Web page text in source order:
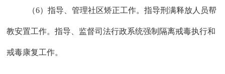
（6）指导、管理社区矫正工作。指导刑满释放人员帮
教安置工作。指导、监督司法行政系统强制隔离戒毒执行和
戒毒康复工作。